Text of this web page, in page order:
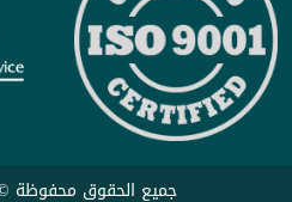
جميع الحقوق محفوظة ©